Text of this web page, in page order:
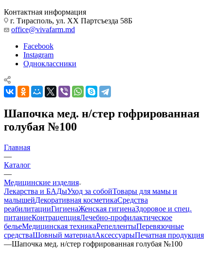
Контактная информация
г. Тирасполь, ул. ХХ Партсъезда 58Б
office@vivafarm.md
Facebook
Instagram
Одноклассники
Шапочка мед. н/стер гофрированная
голубая №100
Главная
—
Каталог
—
Медицинские изделия
Лекарства и БАДыУход за собойТовары для мамы и
малышейДекоративная косметикаСредства
реабилитацииГигиенаЖенская гигиенаЗдоровое и спец.
питаниеКонтрацепцияЛечебно-профилактическое
бельеМедицинская техникаРепеллентыПеревязочные
средстваШовный материалАксессуарыПечатная продукция
—Шапочка мед. н/стер гофрированная голубая №100